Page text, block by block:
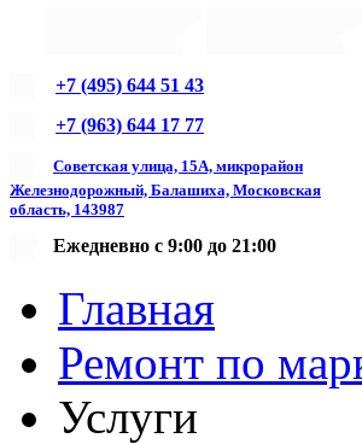
+7 (495) 644 51 43
+7 (963) 644 17 77
Советская улица, 15А, микрорайон
Железнодорожный, Балашиха, Московская
область, 143987
Ежедневно с 9:00 до 21:00
Главная
Ремонт по
Услуги